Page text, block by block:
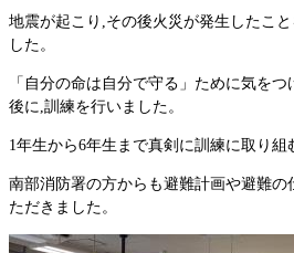
地震が起こり,その後火災が発生したこ
した。
「自分の命は自分で守る」ために気を
後に,訓練を行いました。
1年生から6年生まで真剣に訓練に取り組
南部消防署の方からも避難計画や避難
ただきました。